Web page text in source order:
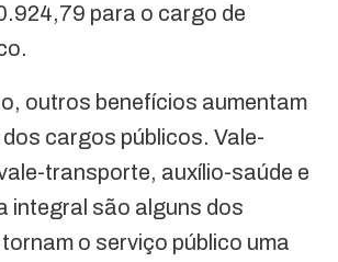
para o cargo de
outros benefícios aumentam
cargos públicos. Vale-
transporte, auxílio-saúde e
integral são alguns dos
o serviço público uma